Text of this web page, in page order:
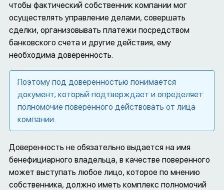
чтобы фактический собственник компании мог
осуществлять управление делами, совершать
сделки, организовывать платежи посредством
банковского счета и другие действия, ему
необходима доверенность.
Поэтому под доверенностью понимается
документ, который подтверждает и определяет
полномочие поверенного действовать от лица
компании.
Доверенность не обязательно выдается на имя
бенефициарного владельца, в качестве поверенного
может выступать любое лицо, которое по мнению
собственника, должно иметь комплекс полномочий